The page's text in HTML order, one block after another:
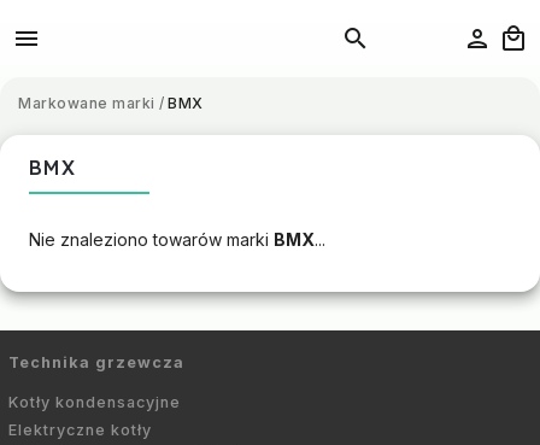
Markowane marki / BMX
BMX
Nie znaleziono towarów marki BMX...
Technika grzewcza
Kotły kondensacyjne
Elektryczne kotły